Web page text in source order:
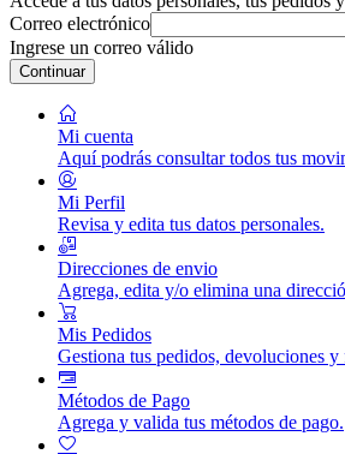
Correo electrónico
Ingrese un correo válido
Continuar
Mi cuenta
Aquí podrás consultar todos tus
Mi Perfil
Revisa y edita tus datos personales.
Direcciones de envio
Agrega, edita y/o elimina una
Mis Pedidos
Gestiona tus pedidos, devoluciones y
Métodos de Pago
Agrega y valida tus métodos de pago.